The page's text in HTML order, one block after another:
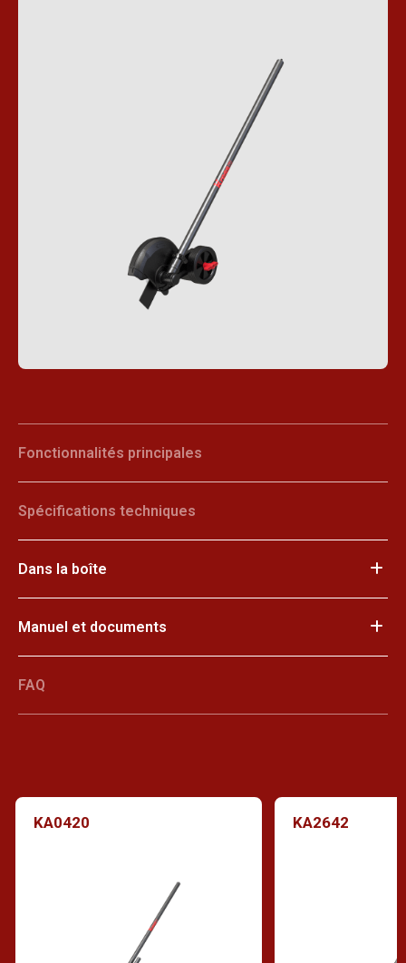
Fonctionnalités principales
Spécifications techniques
Dans la boîte
Manuel et documents
FAQ
KA0420 KA2642